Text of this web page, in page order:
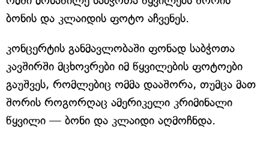
ბონის და კლაიდის ფოტო აჩვენეს.
კონცერტის განმავლობაში ფონად საბჭოთა
კავშირში მცხოვრები იმ წყვილების ფოტოები
გაუშვეს, რომლებიც ომმა დააშორა, თუმცა მათ
შორის როგორღაც ამერიკელი კრიმინალი
წყვილი — ბონი და კლაიდი აღმოჩნდა.